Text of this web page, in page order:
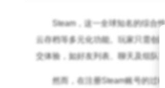
Steam，这一全球知名的综合
云存档等多元化功能。玩家只需创
交体验，如好友列表、聊天及组队等
然而，在注册Steam账号的过